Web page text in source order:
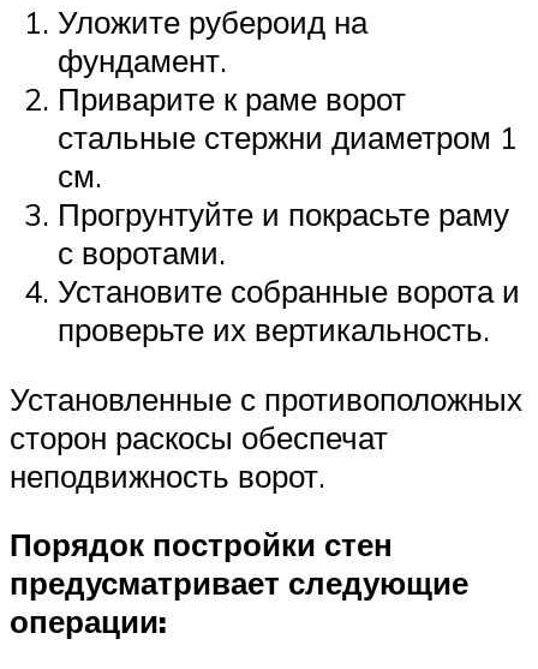
Уложите рубероид на
фундамент.
Приварите к раме ворот
стальные стержни диаметром 1
см.
Прогрунтуйте и покрасьте раму
с воротами.
Установите собранные ворота и
проверьте их вертикальность.
Установленные с противоположных
сторон раскосы обеспечат
неподвижность ворот.
Порядок постройки стен
предусматривает следующие
операции: